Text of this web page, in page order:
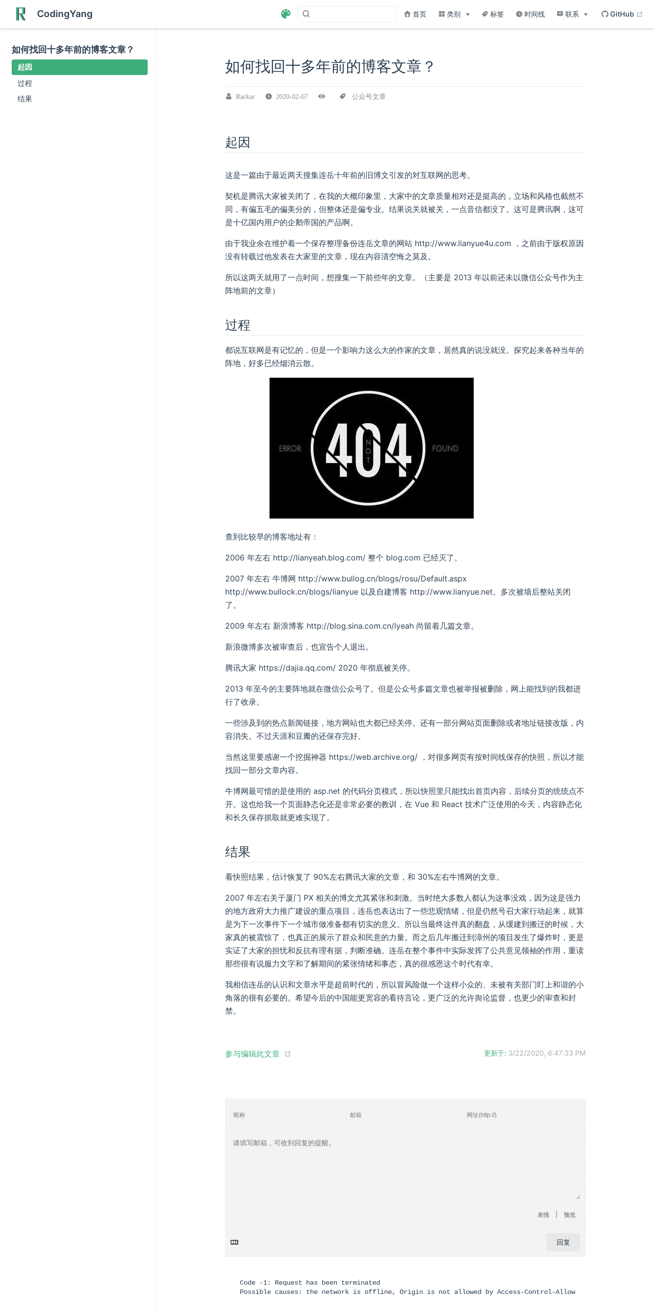
CodingYang 首页 类别 标签 时间线 联系 GitHub
如何找回十多年前的博客文章？
起因
过程
结果
如何找回十多年前的博客文章？
Rackar 2020-02-07 公众号文章
起因
这是一篇由于最近两天搜集连岳十年前的旧博文引发的对互联网的思考。
契机是腾讯大家被关闭了，在我的大概印象里，大家中的文章质量相对还是挺高的，立场和风格也截然不
同，有偏五毛的偏美分的，但整体还是偏专业。结果说关就被关，一点音信都没了。这可是腾讯啊，这可
是十亿国内用户的企鹅帝国的产品啊。
由于我业余在维护着一个保存整理备份连岳文章的网站 http://www.lianyue4u.com ，之前由于版权原因
没有转载过他发表在大家里的文章，现在内容清空悔之莫及。
所以这两天就用了一点时间，想搜集一下前些年的文章。（主要是 2013 年以前还未以微信公众号作为主
阵地前的文章）
过程
都说互联网是有记忆的，但是一个影响力这么大的作家的文章，居然真的说没就没。探究起来各种当年的
阵地，好多已经烟消云散。
查到比较早的博客地址有：
2006 年左右 http://lianyeah.blog.com/ 整个 blog.com 已经灭了。
2007 年左右 牛博网 http://www.bullog.cn/blogs/rosu/Default.aspx
http://www.bullock.cn/blogs/lianyue 以及自建博客 http://www.lianyue.net。多次被墙后整站关闭
了。
2009 年左右 新浪博客 http://blog.sina.com.cn/lyeah 尚留着几篇文章。
新浪微博多次被审查后，也宣告个人退出。
腾讯大家 https://dajia.qq.com/ 2020 年彻底被关停。
2013 年至今的主要阵地就在微信公众号了。但是公众号多篇文章也被举报被删除，网上能找到的我都进
行了收录。
一些涉及到的热点新闻链接，地方网站也大都已经关停。还有一部分网站页面删除或者地址链接改版，内
容消失。不过天涯和豆瓣的还保存完好。
当然这里要感谢一个挖掘神器 https://web.archive.org/ ，对很多网页有按时间线保存的快照，所以才能
找回一部分文章内容。
牛博网最可惜的是使用的 asp.net 的代码分页模式，所以快照里只能找出首页内容，后续分页的统统点不
开。这也给我一个页面静态化还是非常必要的教训，在 Vue 和 React 技术广泛使用的今天，内容静态化
和长久保存抓取就更难实现了。
结果
看快照结果，估计恢复了 90%左右腾讯大家的文章，和 30%左右牛博网的文章。
2007 年左右关于厦门 PX 相关的博文尤其紧张和刺激。当时绝大多数人都认为这事没戏，因为这是强力
的地方政府大力推广建设的重点项目，连岳也表达出了一些悲观情绪，但是仍然号召大家行动起来，就算
是为下一次事件下一个城市做准备都有切实的意义。所以当最终这件真的翻盘，从缓建到搬迁的时候，大
家真的被震惊了，也真正的展示了群众和民意的力量。而之后几年搬迁到漳州的项目发生了爆炸时，更是
实证了大家的担忧和反抗有理有据，判断准确。连岳在整个事件中实际发挥了公共意见领袖的作用，重读
那些很有说服力文字和了解期间的紧张情绪和事态，真的很感恩这个时代有幸。
我相信连岳的认识和文章水平是超前时代的，所以冒风险做一个这样小众的、未被有关部门盯上和谐的小
角落的很有必要的。希望今后的中国能更宽容的看待言论，更广泛的允许舆论监督，也更少的审查和封
禁。
参与编辑此文章 更新于: 3/22/2020, 6:47:33 PM
表情 预览
回复
Code -1: Request has been terminated
Possible causes: the network is offline, Origin is not allowed by Access-Control-Allow-Origin, the page